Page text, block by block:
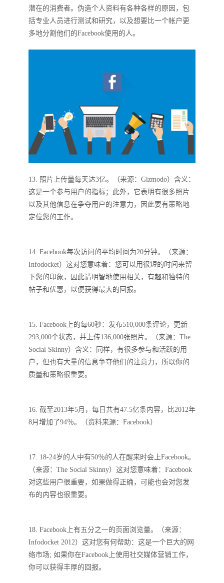
潜在的消费者。伪造个人资料有各种各样的原因，包
括专业人员进行测试和研究，以及想要比一个帐户更
多地分割他们的Facebook使用的人。
13. 照片上传量每天达3亿。（来源：Gizmodo）含义：
这是一个参与用户的指标；此外，它表明有很多照片
以及其他信息在争夺用户的注意力，因此要有策略地
定位您的工作。
14. Facebook每次访问的平均时间为20分钟。（来源：
Infodocket）这对您意味着：您可以用很短的时间来留
下您的印象，因此请明智地使用相关，有趣和独特的
帖子和优惠，以便获得最大的回报。
15. Facebook上的每60秒：发布510,000条评论，更新
293,000个状态，并上传136,000张照片。（来源：The
Social Skinny）含义：同样，有很多参与和活跃的用
户，但也有大量的信息争夺他们的注意力，所以你的
质量和策略很重要。
16. 截至2013年5月，每日共有47.5亿条内容，比2012年
8月增加了94％。（资料来源：Facebook）
17. 18-24岁的人中有50％的人在醒来时会上Facebook。
（来源：The Social Skinny）这对您意味着：Facebook
对这些用户很重要，如果做得正确，可能也会对您发
布的内容也很重要。
18. Facebook上有五分之一的页面浏览量。（来源：
Infodocket 2012）这对您有何帮助：这是一个巨大的网
络市场; 如果你在Facebook上使用社交媒体营销工作，
你可以获得丰厚的回报。